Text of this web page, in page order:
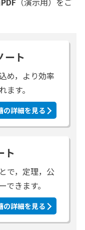
ート
め，より効率
ます。
の詳細を見る
ト
で，定理，公
きます。
の詳細を見る